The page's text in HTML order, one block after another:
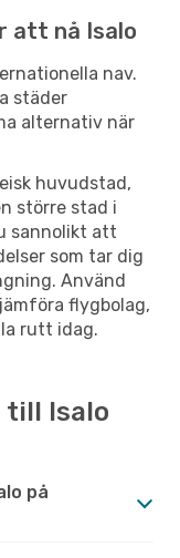
att nå Isalo
nav.
städer
alternativ när
huvudstad,
större stad i
sannolikt att
som tar dig
Använd
flygbolag,
rutt idag.
till Isalo
på